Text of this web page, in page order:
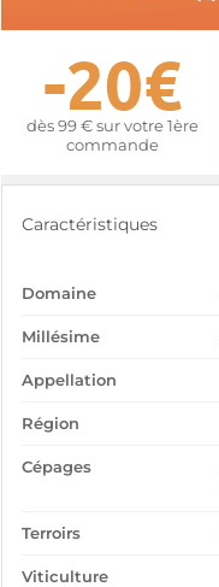
-20€
dès 99 € sur votre 1ère
commande
Caractéristiques
Domaine
Millésime
Appellation
Région
Cépages
Terroirs
Viticulture